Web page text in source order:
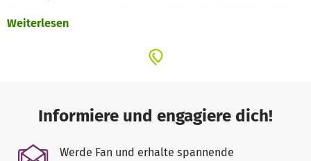
helfen, bald das nächste Stipendium vergeben zu können
Weiterlesen
Informiere und engagiere dich!
Werde Fan und erhalte spannende